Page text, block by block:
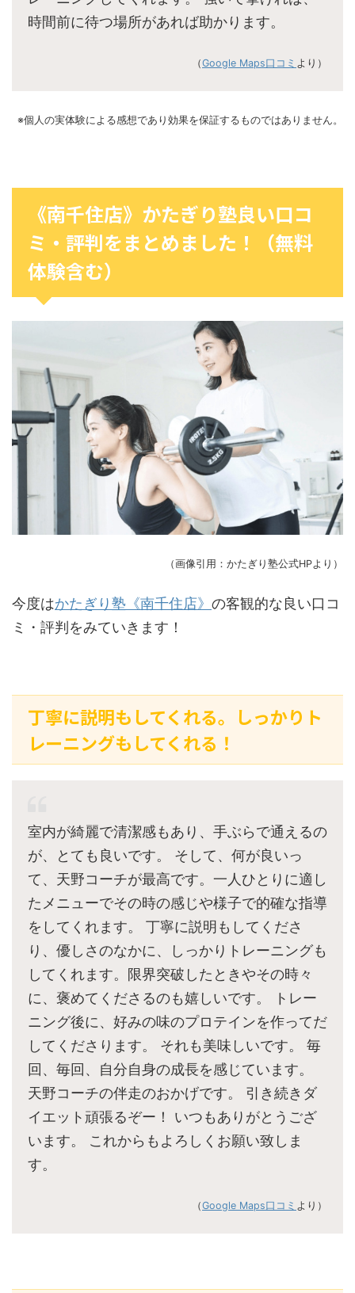
時間前に待つ場所があれば助かります。
（Google Maps口コミ より）
※個人の実体験による感想であり効果を保証するものではありません。
《南千住店》かたぎり塾良い口コ
ミ・評判をまとめました！（無料
体験含む）
（画像引用：かたぎり塾公式HPより）
今度はかたぎり塾《南千住店》 の客観的な良い口コ
ミ・評判をみていきます！
丁寧に説明もしてくれる。しっかりト
レーニングもしてくれる！
室内が綺麗で清潔感もあり、手ぶらで通えるの
が、とても良いです。 そして、何が良いっ
て、天野コーチが最高です。一人ひとりに適し
たメニューでその時の感じや様子で的確な指導
をしてくれます。 丁寧に説明もしてくださ
り、優しさのなかに、しっかりトレーニングも
してくれます。限界突破したときやその時々
に、褒めてくださるのも嬉しいです。 トレー
ニング後に、好みの味のプロテインを作ってだ
してくださります。 それも美味しいです。 毎
回、毎回、自分自身の成長を感じています。
天野コーチの伴走のおかげです。 引き続きダ
イエット頑張るぞー！ いつもありがとうござ
います。 これからもよろしくお願い致しま
す。
（Google Maps口コミ より）